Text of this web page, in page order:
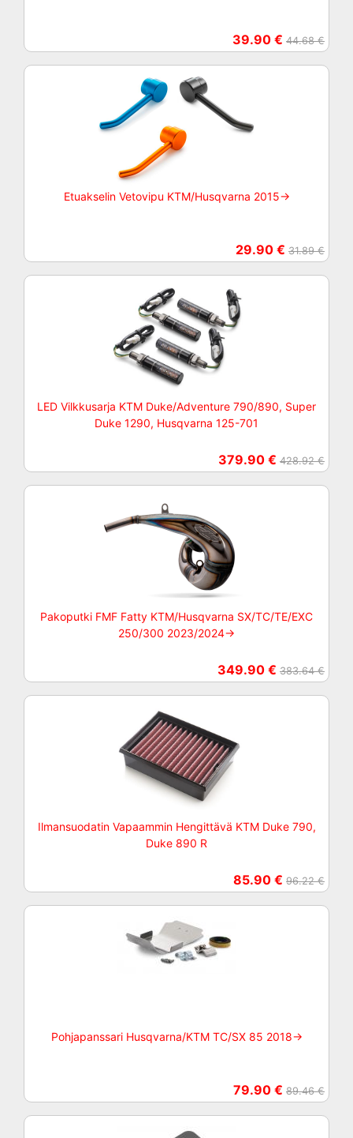
39.90 € 44.68 €
Etuakselin Vetovipu KTM/Husqvarna 2015->
29.90 € 31.89 €
LED Vilkkusarja KTM Duke/Adventure 790/890, Super
Duke 1290, Husqvarna 125-701
379.90 € 428.92 €
Pakoputki FMF Fatty KTM/Husqvarna SX/TC/TE/EXC
250/300 2023/2024->
349.90 € 383.64 €
Ilmansuodatin Vapaammin Hengittävä KTM Duke 790,
Duke 890 R
85.90 € 96.22 €
Pohjapanssari Husqvarna/KTM TC/SX 85 2018->
79.90 € 89.46 €